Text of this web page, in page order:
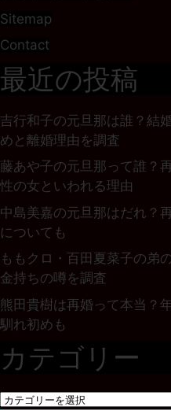
Sitemap
Contact
最近の投稿
吉行和子の元旦那は誰？結
めと離婚理由を調査
藤あや子の元旦那って誰？
性の女といわれる理由
中島美嘉の元旦那はだれ？
についても
ももクロ・百田夏菜子の弟
金持ちの噂を調査
熊田貴樹は再婚って本当？
馴れ初めも
カテゴリー
カ